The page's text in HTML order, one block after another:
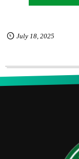
July 18, 2025